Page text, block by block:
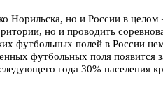
Норильска, но и России в
но и проводить
футбольных полей в России
футбольных поля
года 30% населения